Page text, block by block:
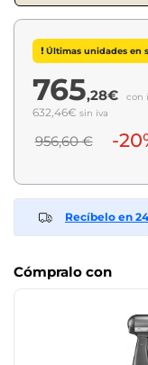
Últimas unidades en
765,28€ con
632,46€ sin iva
956,60 € -
Recíbelo en
Cómpralo con